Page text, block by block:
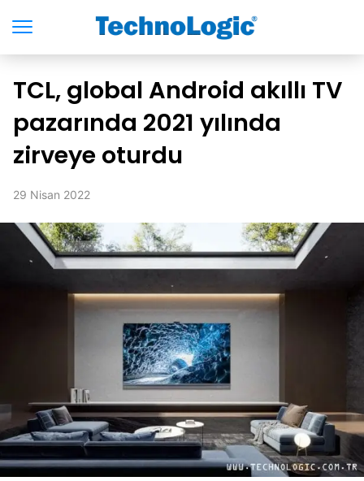
TCL, global Android akıllı TV
pazarında 2021 yılında
zirveye oturdu
29 Nisan 2022